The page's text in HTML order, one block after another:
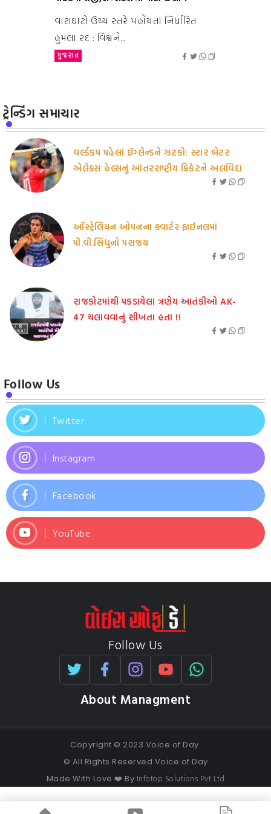
વાટાઘાટો ઉચ્ચ સ્તરે પહોંચતાં નિર્ધારિત
હુમલા રદ : વિશ્વને...
ગુજરાત
ટ્રેન્ડિંગ સમાચાર
વર્લ્ડકપ પહેલાં ઈંગ્લેન્ડને ઝટકો: સ્ટાર બેટર
એલેક્સ હેલ્સનું આંતરરાષ્ટ્રીય ક્રિકેટને અલવિદા
ઑસ્ટ્રેલિયન ઓપનના ક્વાર્ટર ફાઈનલમાં
પી.વી.સિંધુનો પરાજય
રાજકોટમાંથી પકડાયેલા ત્રણેય આતંકીઓ AK-
47 ચલાવવાનું શીખતા હતા !!
Follow Us
Twitter
Instagram
Facebook
YouTube
Follow Us
About Managment
Copyright © 2023 Voice of Day.
© All Rights Reserved Voice of Day
Made With Love ❤️ By Infotop Solutions Pvt Ltd